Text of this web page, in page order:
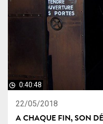
0:40:48
22/05/2018
A CHAQUE FIN, SON